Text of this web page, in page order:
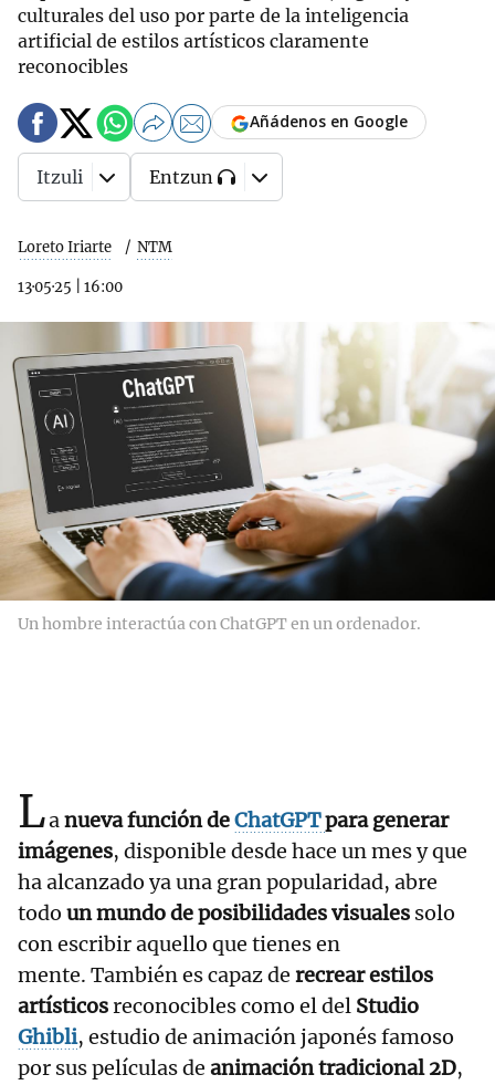
culturales del uso por parte de la inteligencia
artificial de estilos artísticos claramente
reconocibles
Loreto Iriarte NTM
13·05·25 16:00
Añádenos en Google
Itzuli Entzun
Un hombre interactúa con ChatGPT en un ordenador.
Lanueva función deChatGPTpara generar
imágenes, disponible desde hace un mes y que
ha alcanzado ya una gran popularidad, abre
todo un mundo de posibilidades visuales solo
con escribir aquello que tienes en
mente. También es capaz de recrear estilos
artísticosreconocibles como el del Studio
Ghibli, estudio de animación japonés famoso
por sus películas de animación tradicional 2D,